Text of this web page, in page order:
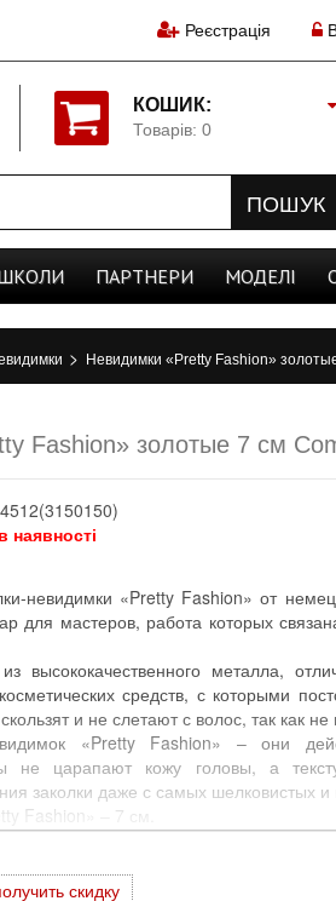
Реєстрація
КОШИК:
Товарів: 0
ПОШУК
ПАРТНЕРИ МОДЕЛІ
> Невидимки «Pretty Fashion»
Fashion» золотые 7 см
наявності
невидимки «Pretty Fashion» от
для мастеров, работа которых
высококачественного металла,
средств, с которыми
и не слетают с волос, так как
«Pretty Fashion» – они
не царапают кожу головы, а
заколки даже с самых шелковистых и
Fashion» – 7 см.
скидку